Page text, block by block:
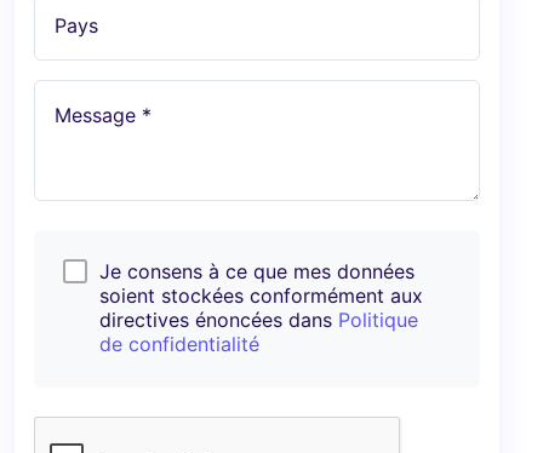
Pays
Message *
Je consens à ce que mes données
soient stockées conformément aux
directives énoncées dans Politique
de confidentialité